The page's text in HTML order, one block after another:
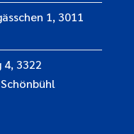
1, 3011
4, 3322